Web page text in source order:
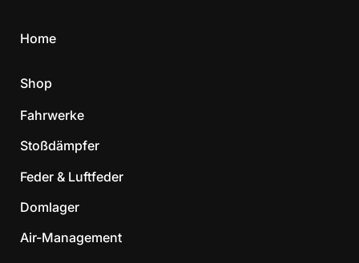
Home
Shop
Fahrwerke
Stoßdämpfer
Feder & Luftfeder
Domlager
Air-Management